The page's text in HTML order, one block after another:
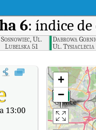
6: índice
Sosnowiec, Ul.
Lubelska 51
Dabrowa
Ul. Tysiaclecia
em tempo real em Katowice, ul
13:00
+
−